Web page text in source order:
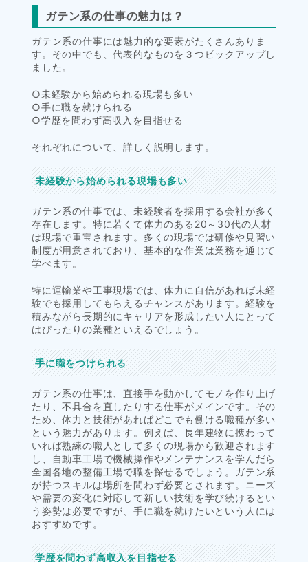
ガテン系の仕事の魅力は？
ガテン系の仕事には魅力的な要素がたくさんありま
す。その中でも、代表的なものを３つピックアップし
ました。
○未経験から始められる現場も多い
○手に職を就けられる
○学歴を問わず高収入を目指せる
それぞれについて、詳しく説明します。
未経験から始められる現場も多い
ガテン系の仕事では、未経験者を採用する会社が多く
存在します。特に若くて体力のある20～30代の人材
は現場で重宝されます。多くの現場では研修や見習い
制度が用意されており、基本的な作業は業務を通じて
学べます。
特に運輸業や工事現場では、体力に自信があれば未経
験でも採用してもらえるチャンスがあります。経験を
積みながら長期的にキャリアを形成したい人にとって
はぴったりの業種といえるでしょう。
手に職をつけられる
ガテン系の仕事は、直接手を動かしてモノを作り上げ
たり、不具合を直したりする仕事がメインです。その
ため、体力と技術があればどこでも働ける職種が多い
という魅力があります。例えば、長年建物に携わって
いれば熟練の職人として多くの現場から歓迎されます
し、自動車工場で機械操作やメンテナンスを学んだら
全国各地の整備工場で職を探せるでしょう。ガテン系
が持つスキルは場所を問わず必要とされます。ニーズ
や需要の変化に対応して新しい技術を学び続けるとい
う姿勢は必要ですが、手に職を就けたいという人には
おすすめです。
学歴を問わず高収入を目指せる